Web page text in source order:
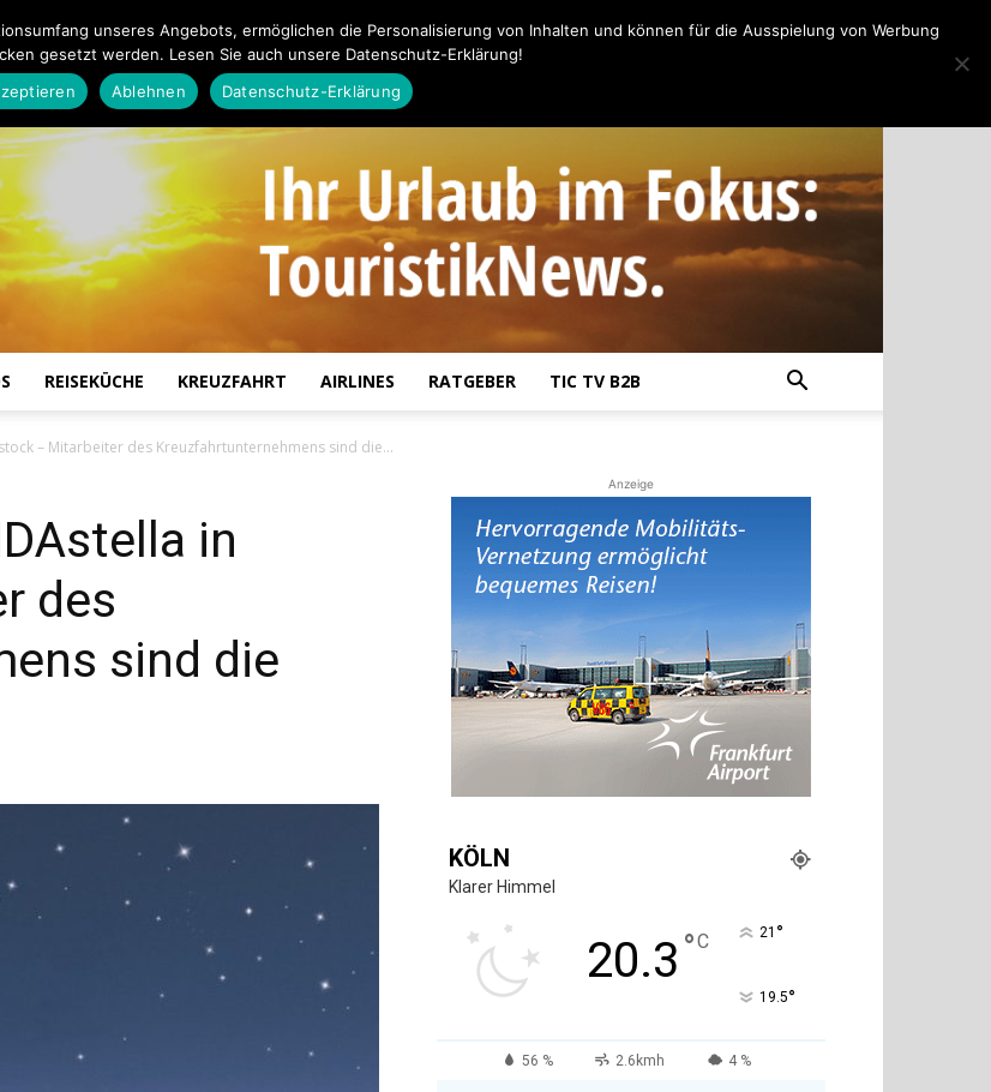
Reiseempfehlungen.
REISEKÜCHE KREUZFAHRT AIRLINES RATGEBER TIC TV B2B
– Mitarbeiter des Kreuzfahrtunternehmens sind die...
in
des
sind die
Anzeige
KÖLN
Klarer Himmel
20.3 °C 21 °
19.5°
56 % 2.6kmh 4 %
unseres Angebots, ermöglichen die Personalisierung von Inhalten und können für die Ausspielung von Werbung
gesetzt werden. Lesen Sie auch unsere Datenschutz-Erklärung!
Ablehnen Datenschutz-Erklärung